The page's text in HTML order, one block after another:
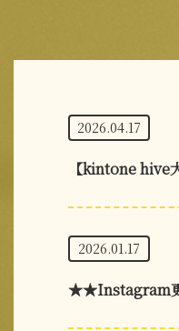
2026.04.17
【kintone hive
2026.01.17
★★Instagram